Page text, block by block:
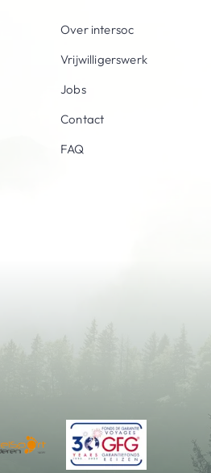
Over intersoc
Vrijwilligerswerk
Jobs
Contact
FAQ